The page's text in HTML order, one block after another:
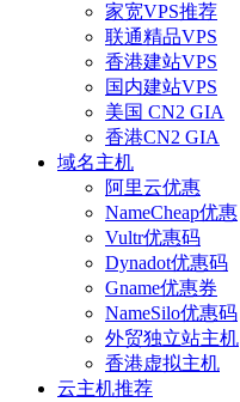
家宽VPS推荐
联通精品VPS
香港建站VPS
国内建站VPS
美国 CN2 GIA
香港CN2 GIA
域名主机
阿里云优惠
NameCheap优惠
Vultr优惠码
Dynadot优惠码
Gname优惠券
NameSilo优惠码
外贸独立站主机
香港虚拟主机
云主机推荐